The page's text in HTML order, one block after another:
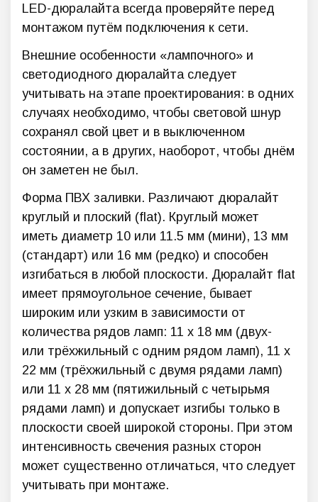
LED-дюралайта всегда проверяйте перед
монтажом путём подключения к сети.
Внешние особенности «лампочного» и
светодиодного дюралайта следует
учитывать на этапе проектирования: в одних
случаях необходимо, чтобы световой шнур
сохранял свой цвет и в выключенном
состоянии, а в других, наоборот, чтобы днём
он заметен не был.
Форма ПВХ заливки. Различают дюралайт
круглый и плоский (flat). Круглый может
иметь диаметр 10 или 11.5 мм (мини), 13 мм
(стандарт) или 16 мм (редко) и способен
изгибаться в любой плоскости. Дюралайт flat
имеет прямоугольное сечение, бывает
широким или узким в зависимости от
количества рядов ламп: 11 х 18 мм (двух-
или трёхжильный с одним рядом ламп), 11 х
22 мм (трёхжильный с двумя рядами ламп)
или 11 х 28 мм (пятижильный с четырьмя
рядами ламп) и допускает изгибы только в
плоскости своей широкой стороны. При этом
интенсивность свечения разных сторон
может существенно отличаться, что следует
учитывать при монтаже.